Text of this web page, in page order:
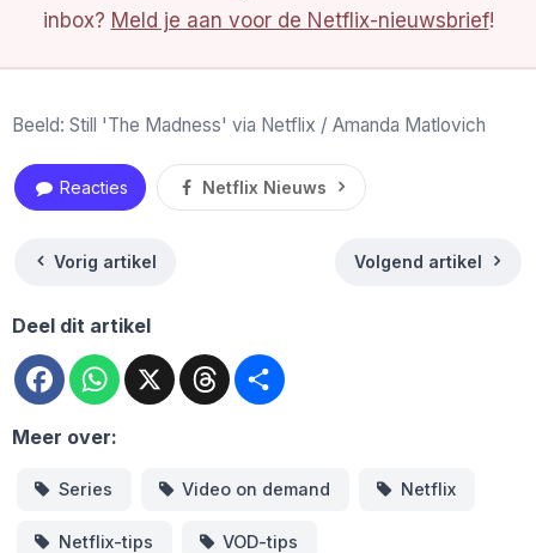
inbox? Meld je aan voor de Netflix-nieuwsbrief!
Beeld: Still 'The Madness' via Netflix / Amanda Matlovich
Reacties Netflix Nieuws
Vorig artikel Volgend artikel
Deel dit artikel
FacebookWhatsApp
X Threads
Meer over:
Series Video on demand Netflix
Netflix-tips VOD-tips